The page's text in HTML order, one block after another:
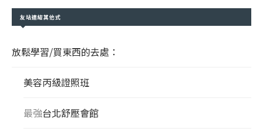
友站連結其他式
放鬆學習/買東西的去處：
美容丙級證照班
最強台北舒壓會館